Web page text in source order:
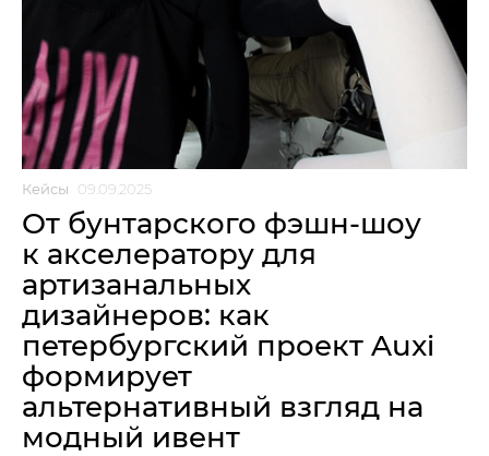
Кейсы 09.09.2025
От бунтарского фэшн-шоу
к акселератору для
артизанальных
дизайнеров: как
петербургский проект Auxi
формирует
альтернативный взгляд на
модный ивент